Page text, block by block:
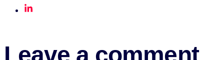
Leave a comment